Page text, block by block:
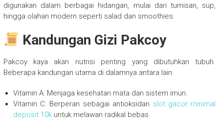
digunakan dalam berbagai hidangan, mulai dari tumisan, sup,
hingga olahan modern seperti salad dan smoothies.
Kandungan Gizi Pakcoy
Pakcoy kaya akan nutrisi penting yang dibutuhkan tubuh.
Beberapa kandungan utama di dalamnya antara lain:
Vitamin A: Menjaga kesehatan mata dan sistem imun.
Vitamin C: Berperan sebagai antioksidan slot gacor minimal
deposit 10kuntuk melawan radikal bebas.